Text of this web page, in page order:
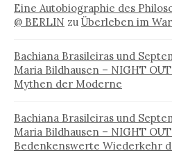
Eine Autobiographie des
@ BERLIN zu Überleben im
Bachiana Brasileiras und
Maria Bildhausen – NIGHT OUT
Mythen der Moderne
Bachiana Brasileiras und
Maria Bildhausen – NIGHT OUT
Bedenkenswerte Wiederkehr